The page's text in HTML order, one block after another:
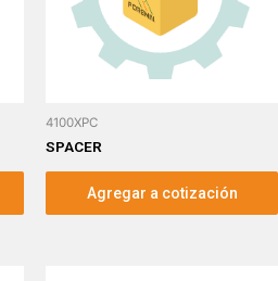
4100XPC
SPACER
Agregar a cotización